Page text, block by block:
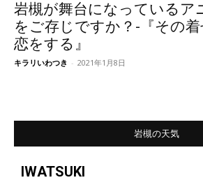
岩槻が舞台になっているア
をご存じですか？-『その
恋をする』
キラリいわつき - 2021年1月8日
岩槻の天気
IWATSUKI